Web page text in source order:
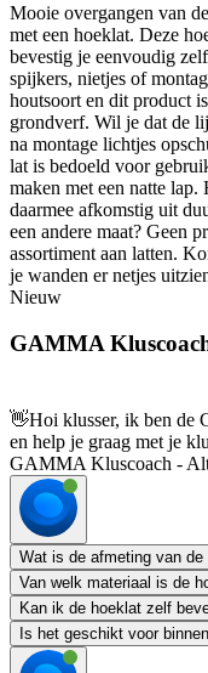
Mooie overgangen van
met een hoeklat. Deze
bevestig je eenvoudig
spijkers, nietjes of
houtsoort en dit product
grondverf. Wil je dat de
na montage lichtjes
lat is bedoeld voor
maken met een natte
daarmee afkomstig uit
een andere maat? Geen
assortiment aan latten.
je wanden er netjes
Nieuw
GAMMA
👋Hoi klusser, ik ben de
en help je graag met je
GAMMA Kluscoach -
Wat is de afmeting van de
Van welk materiaal is de
Kan ik de hoeklat zelf
Is het geschikt voor